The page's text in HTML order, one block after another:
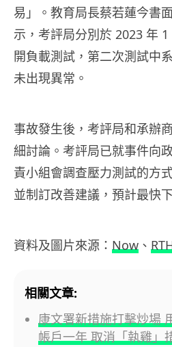
易」。教育局長蔡若蓮今書
示，考評局分別於 2023 年
開負載測試，第二次測試中
未出現異常。
事故發生後，考評局和承辦
細討論。考評局已就事件向
責小組會調查壓力測試的方
並制訂改善建議，預計最快
資料及圖片來源： Now 、
相關文章:
康文署新措施打擊炒場
帳戶一年 取消「執雞」